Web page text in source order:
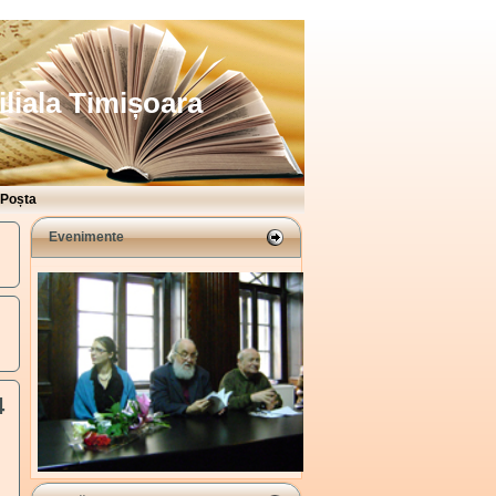
Timișoara
Poșta
Evenimente